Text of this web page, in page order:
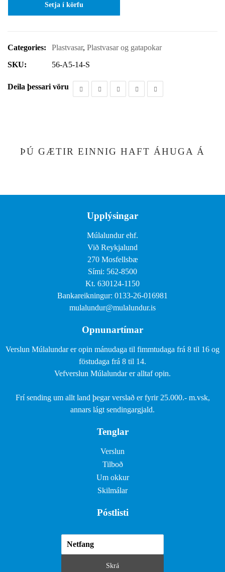
Setja í körfu
Categories: Plastvasar, Plastvasar og gatapokar
SKU:
56-A5-14-S
Deila þessari vöru
ÞÚ GÆTIR EINNIG HAFT ÁHUGA Á
Upplýsingar
Múlalundur ehf.
Við Reykjalund
270 Mosfellsbæ
Sími: 562-8500
Kt. 630124-1150
Bankareikningur: 0133-26-016981
mulalundur@mulalundur.is
Opnunartímar
Verslun Múlalundar er opin mánudaga til fimmtudaga frá 8 til 16 og
föstudaga frá 8 til 14.
Vefverslun Múlalundar er alltaf opin.
Frí sending um allt land þegar verslað er fyrir 25.000.- m.vsk,
annars lágt sendingargjald.
Tenglar
Verslun
Tilboð
Um okkur
Skilmálar
Póstlisti